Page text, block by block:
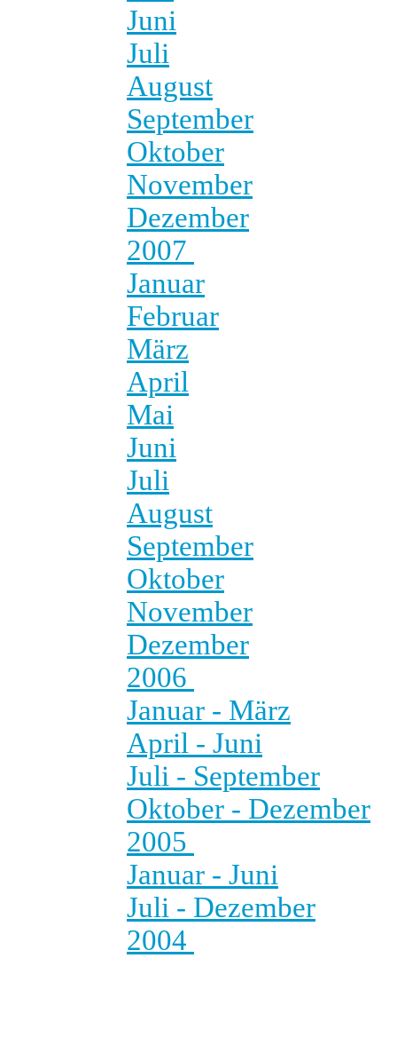
Juni
Juli
August
September
Oktober
November
Dezember
2007
Januar
Februar
März
April
Mai
Juni
Juli
August
September
Oktober
November
Dezember
2006
Januar - März
April - Juni
Juli - September
Oktober - Dezember
2005
Januar - Juni
Juli - Dezember
2004